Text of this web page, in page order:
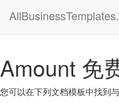
Amount 免
您可以在下列文档模板中找到